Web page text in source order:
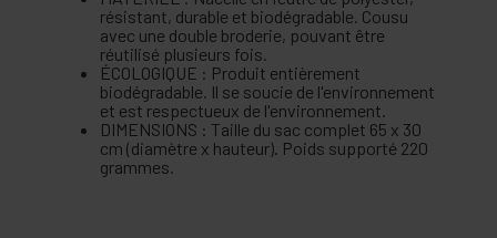
résistant, durable et biodégradable. Cousu
avec une double broderie, pouvant être
réutilisé plusieurs fois.
ÉCOLOGIQUE : Produit entièrement
biodégradable. Il se soucie de l'environnement
et est respectueux de l'environnement.
DIMENSIONS : Taille du sac complet 65 x 30
cm (diamètre x hauteur). Poids supporté 220
grammes.